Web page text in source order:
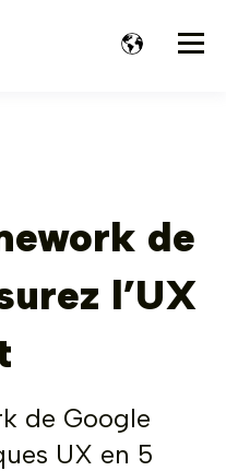
de
l’UX
de Google
UX en 5